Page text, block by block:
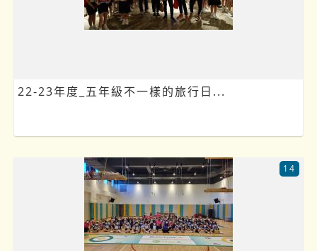
22-23年度_五年級不一樣的旅行日...
14